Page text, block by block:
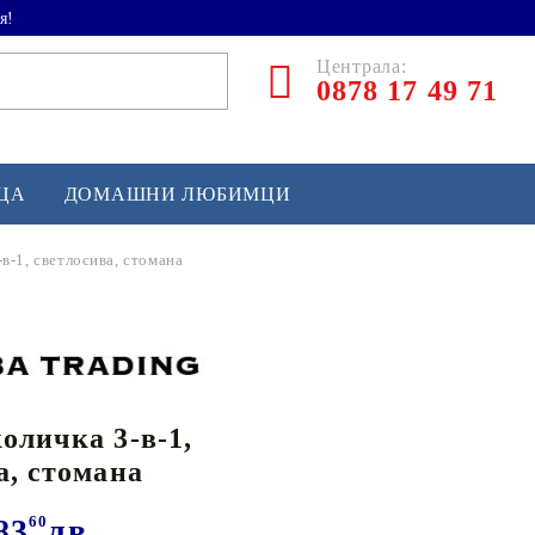
Централа:
0878 17 49 71
и софтбол
и лакрос
спортно оборудване
ДОМАШНИ ЛЮБИМЦИ
1, светлосива, стомана
3-в-1,
стомана
60